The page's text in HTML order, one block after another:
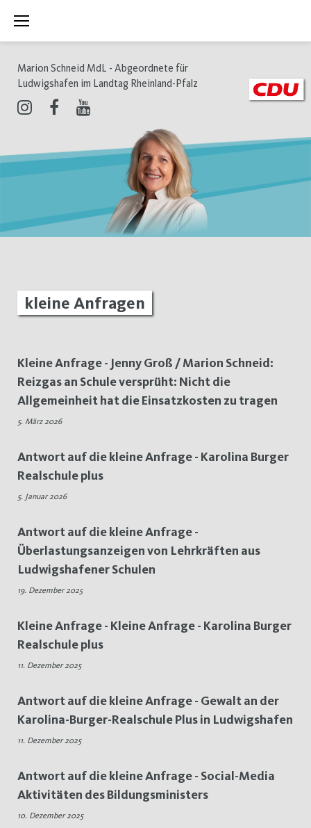
Inhalt
Marion Schneid MdL - Abgeordnete für
Ludwigshafen im Landtag Rheinland-Pfalz
kleine
kleine Anfragen
Kleine Anfrage - Jenny Groß / Marion Schneid:
Reizgas an Schule versprüht: Nicht die
Allgemeinheit hat die Einsatzkosten zu tragen
5. März 2026
Antwort auf die kleine Anfrage - Karolina Burger
Realschule plus
5. Januar 2026
Antwort auf die kleine Anfrage -
Überlastungsanzeigen von Lehrkräften aus
Ludwigshafener Schulen
19. Dezember 2025
Kleine Anfrage - Kleine Anfrage - Karolina Burger
Realschule plus
11. Dezember 2025
Antwort auf die kleine Anfrage - Gewalt an der
Karolina-Burger-Realschule Plus in Ludwigshafen
11. Dezember 2025
Antwort auf die kleine Anfrage - Social-Media
Aktivitäten des Bildungsministers
10. Dezember 2025